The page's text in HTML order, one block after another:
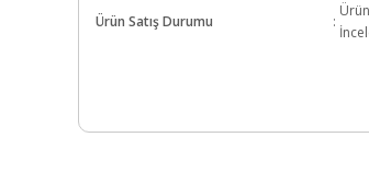
Ürün Satış Durumu :